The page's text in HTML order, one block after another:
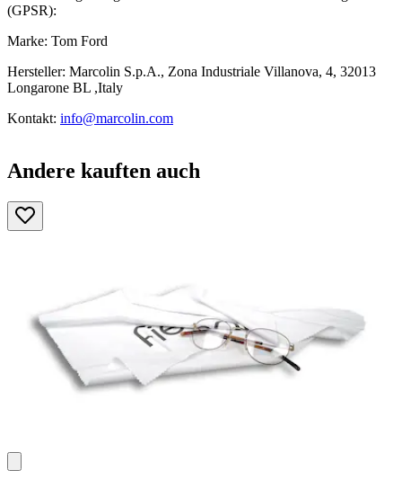
(GPSR):
Marke: Tom Ford
Hersteller: Marcolin S.p.A., Zona Industriale Villanova, 4, 32013
Longarone BL ,Italy
Kontakt: info@marcolin.com
Andere kauften auch